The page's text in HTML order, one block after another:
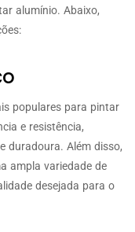
alumínio. Abaixo,
populares para pintar
e resistência,
duradoura. Além disso,
ampla variedade de
desejada para o